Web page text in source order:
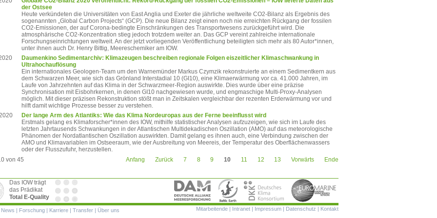
der Ostsee
Heute verkündeten die Universitäten von East Anglia und Exeter die jährliche weltweite CO2-Bilanz als Ergebnis des
sogenannten „Global Carbon Projects“ (GCP). Die neue Bilanz zeigt einen noch nie erreichten Rückgang der fossilen
CO2-Emissionen, der auf Corona-bedingte Einschränkungen des Transportwesens zurückgeführt wird. Die
atmosphärische CO2-Konzentration stieg jedoch trotzdem weiter an. Das GCP vereint zahlreiche internationale
Forschungseinrichtungen weltweit. An der jetzt vorliegenden Veröffentlichung beteiligten sich mehr als 80 Autor*innen,
unter ihnen auch Dr. Henry Bittig, Meereschemiker am IOW.
Daumenkino Sedimentarchiv: Klimazeugen beschreiben regionale Folgen eiszeitlicher Klimaschwankung in
Ultrahochauflösung
Ein internationales Geologen-Team um den Warnemünder Markus Czymzik rekonstruierte an einem Sedimentkern aus
dem Schwarzen Meer, wie sich das Grönland Interstadial 10 (GI10), eine Klimaerwärmung vor ca. 41.000 Jahren, im
Laufe von Jahrzehnten auf das Klima in der Schwarzmeer-Region auswirkte. Dies wurde über eine präzise
Synchronisation mit Eisbohrkernen, in denen GI10 nachgewiesen wurde, und engmaschige Multi-Proxy-Analysen
möglich. Mit dieser präzisen Rekonstruktion stößt man in Zeitskalen vergleichbar der rezenten Erderwärmung vor und
hilft damit wichtige Prozesse besser zu verstehen.
Der lange Arm des Atlantiks: Wie das Klima Nordeuropas aus der Ferne beeinflusst wird
Erstmals gelang es Klimaforscher*innen des IOW, mithilfe statistischer Analysen aufzuzeigen, wie sich im Laufe des
letzten Jahrtausends Schwankungen in der Atlantischen Multidekadischen Oszillation (AMO) auf das meteorologische
Phänomen der Nordatlantischen Oszillation auswirkten. Damit gelang es ihnen auch, eine Verbindung zwischen der
AMO und Klimavariablen im Ostseeraum, wie der Ausbreitung von Meereis, der Temperatur des Oberflächenwassers
oder der Flusszufuhr, herzustellen.
von 45
Anfang Zurück 7 8 9 10 11 12 13 Vorwärts Ende
Das IOW trägt
das Prädikat
Total E-Quality
Navigation
Mitarbeitende | Intranet | Impressum | Datenschutz | Kontakt
News | Forschung | Karriere | Transfer | Über uns